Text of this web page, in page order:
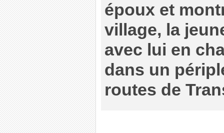
époux et
village, la
avec lui en
dans un
routes de